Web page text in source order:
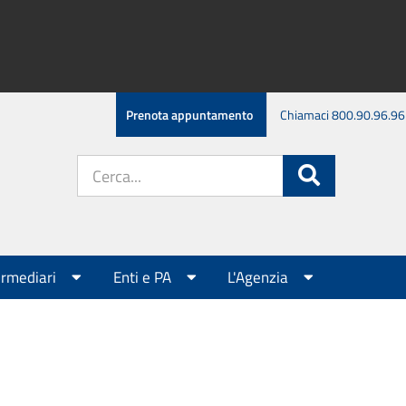
Prenota appuntamento Chiamaci 800.90.96.96
sito:
Enti e PA L'Agenzia